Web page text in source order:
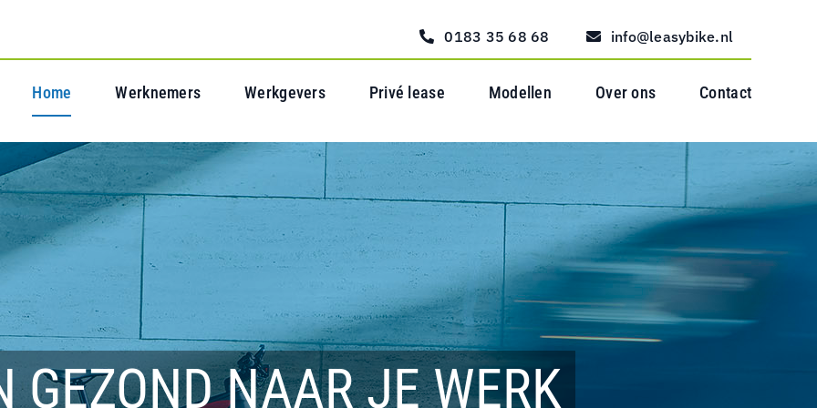
0183 35 68 68 info@leasybike.nl
Home Werknemers Werkgevers Privé lease Modellen Over ons Contact
GEZOND NAAR JE WERK